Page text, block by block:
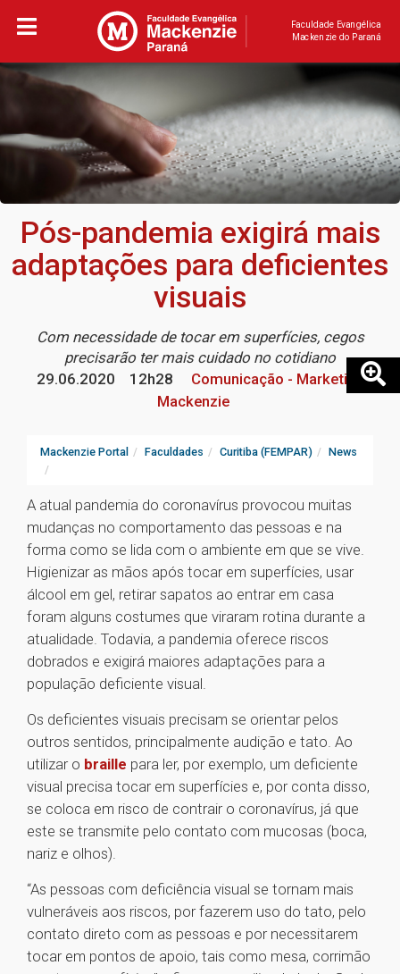
Faculdade Evangélica
Mackenzie do Paraná
Pós-pandemia exigirá mais
adaptações para deficientes
visuais
Com necessidade de tocar em superfícies, cegos
precisarão ter mais cuidado no cotidiano
29.06.2020
12h28
Comunicação - Marketing
Mackenzie
Mackenzie Portal Faculdades Curitiba (FEMPAR) News
A atual pandemia do coronavírus provocou muitas
mudanças no comportamento das pessoas e na
forma como se lida com o ambiente em que se vive.
Higienizar as mãos após tocar em superfícies, usar
álcool em gel, retirar sapatos ao entrar em casa
foram alguns costumes que viraram rotina durante a
atualidade. Todavia, a pandemia oferece riscos
dobrados e exigirá maiores adaptações para a
população deficiente visual.
Os deficientes visuais precisam se orientar pelos
outros sentidos, principalmente audição e tato. Ao
utilizar o braille para ler, por exemplo, um deficiente
visual precisa tocar em superfícies e, por conta disso,
se coloca em risco de contrair o coronavírus, já que
este se transmite pelo contato com mucosas (boca,
nariz e olhos).
“As pessoas com deficiência visual se tornam mais
vulneráveis aos riscos, por fazerem uso do tato, pelo
contato direto com as pessoas e por necessitarem
tocar em pontos de apoio, tais como mesa, corrimão